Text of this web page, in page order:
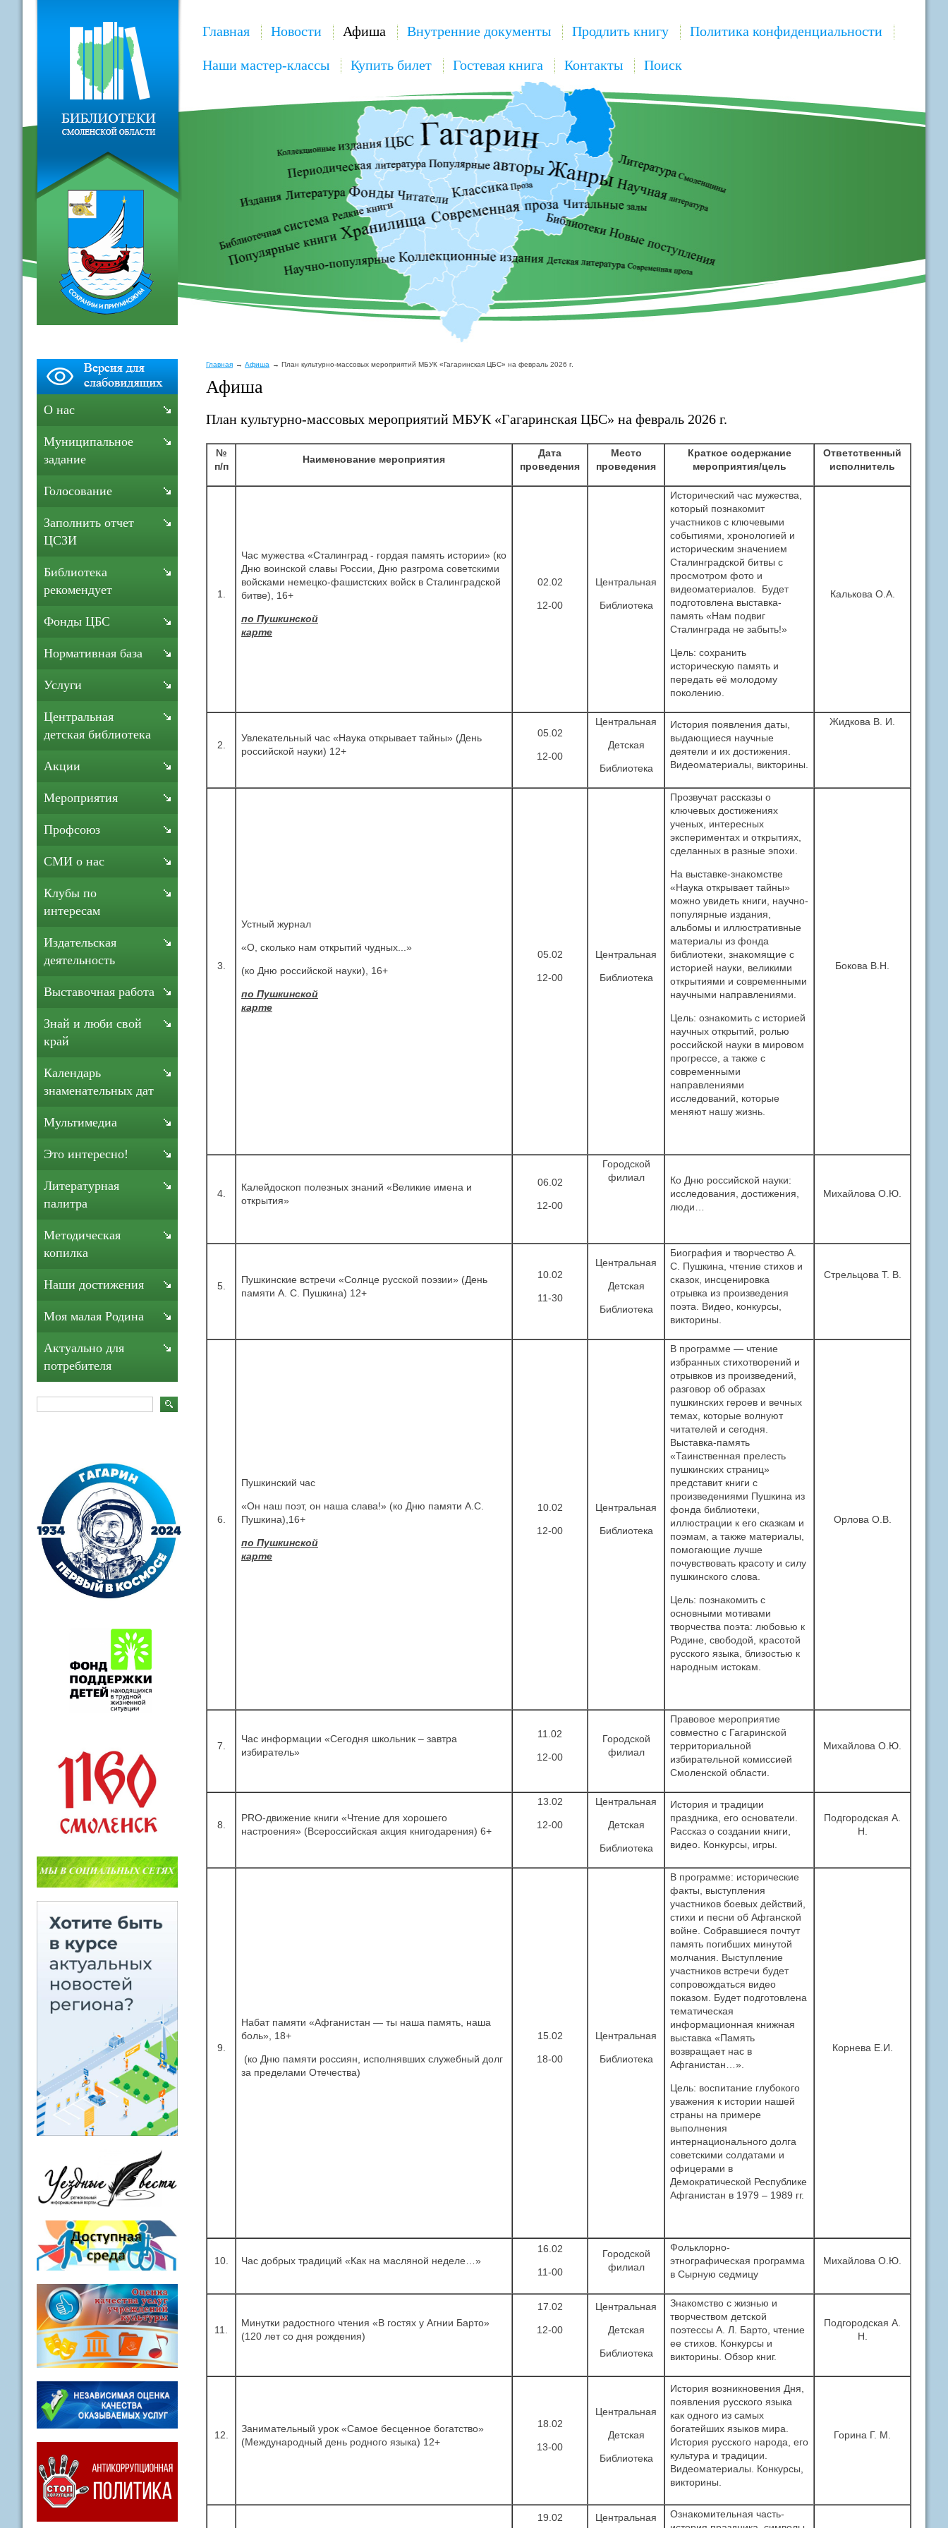
Главная Новости Афиша Внутренние документы Продлить книгу Политика конфиденциальности
Наши мастер-классы Купить билет Гостевая книга Контакты Поиск
Главная Афиша План культурно-массовых мероприятий МБУК «Гагаринская ЦБС» на февраль 2026 г.
Афиша
План культурно-массовых мероприятий МБУК «Гагаринская ЦБС» на февраль 2026 г.
№
п/п
Наименование мероприятия
Дата
проведения
Место
проведения
Краткое содержание
мероприятия/цель
Ответственный
исполнитель
1.
Час мужества «Сталинград - гордая память истории» (ко
Дню воинской славы России, Дню разгрома советскими
войсками немецко-фашистских войск в Сталинградской
битве), 16+
по Пушкинской
карте
02.02
12-00
Центральная
Библиотека
Исторический час мужества,
который познакомит
участников с ключевыми
событиями, хронологией и
историческим значением
Сталинградской битвы с
просмотром фото и
видеоматериалов. Будет
подготовлена выставка-
память «Нам подвиг
Сталинграда не забыть!»
Цель: сохранить
историческую память и
передать её молодому
поколению.
Калькова О.А.
2.
Увлекательный час «Наука открывает тайны» (День
российской науки) 12+
05.02
12-00
Центральная
Детская
Библиотека
История появления даты,
выдающиеся научные
деятели и их достижения.
Видеоматериалы, викторины.
Жидкова В. И.
3.
Устный журнал
«О, сколько нам открытий чудных...»
(ко Дню российской науки), 16+
по Пушкинской
карте
05.02
12-00
Центральная
Библиотека
Прозвучат рассказы о
ключевых достижениях
ученых, интересных
экспериментах и открытиях,
сделанных в разные эпохи.
На выставке-знакомстве
«Наука открывает тайны»
можно увидеть книги, научно-
популярные издания,
альбомы и иллюстративные
материалы из фонда
библиотеки, знакомящие с
историей науки, великими
открытиями и современными
научными направлениями.
Цель: ознакомить с историей
научных открытий, ролью
российской науки в мировом
прогрессе, а также с
современными
направлениями
исследований, которые
меняют нашу жизнь.
Бокова В.Н.
4.
Калейдоскоп полезных знаний «Великие имена и
открытия»
06.02
12-00
Городской
филиал
Ко Дню российской науки:
исследования, достижения,
люди…
Михайлова О.Ю.
5.
Пушкинские встречи «Солнце русской поэзии» (День
памяти А. С. Пушкина) 12+
10.02
11-30
Центральная
Детская
Библиотека
Биография и творчество А.
С. Пушкина, чтение стихов и
сказок, инсценировка
отрывка из произведения
поэта. Видео, конкурсы,
викторины.
Стрельцова Т. В.
6.
Пушкинский час
«Он наш поэт, он наша слава!» (ко Дню памяти А.С.
Пушкина),16+
по Пушкинской
карте
10.02
12-00
Центральная
Библиотека
В программе — чтение
избранных стихотворений и
отрывков из произведений,
разговор об образах
пушкинских героев и вечных
темах, которые волнуют
читателей и сегодня.
Выставка-память
«Таинственная прелесть
пушкинских страниц»
представит книги с
произведениями Пушкина из
фонда библиотеки,
иллюстрации к его сказкам и
поэмам, а также материалы,
помогающие лучше
почувствовать красоту и силу
пушкинского слова.
Цель: познакомить с
основными мотивами
творчества поэта: любовью к
Родине, свободой, красотой
русского языка, близостью к
народным истокам.
Орлова О.В.
7.
Час информации «Сегодня школьник – завтра
избиратель»
11.02
12-00
Городской
филиал
Правовое мероприятие
совместно с Гагаринской
территориальной
избирательной комиссией
Смоленской области.
Михайлова О.Ю.
8.
PRO-движение книги «Чтение для хорошего
настроения» (Всероссийская акция книгодарения) 6+
13.02
12-00
Центральная
Детская
Библиотека
История и традиции
праздника, его основатели.
Рассказ о создании книги,
видео. Конкурсы, игры.
Подгородская А.
Н.
9.
Набат памяти «Афганистан — ты наша память, наша
боль», 18+
(ко Дню памяти россиян, исполнявших служебный долг
за пределами Отечества)
15.02
18-00
Центральная
Библиотека
В программе: исторические
факты, выступления
участников боевых действий,
стихи и песни об Афганской
войне. Собравшиеся почтут
память погибших минутой
молчания. Выступление
участников встречи будет
сопровождаться видео
показом. Будет подготовлена
тематическая
информационная книжная
выставка «Память
возвращает нас в
Афганистан…».
Цель: воспитание глубокого
уважения к истории нашей
страны на примере
выполнения
интернационального долга
советскими солдатами и
офицерами в
Демократической Республике
Афганистан в 1979 – 1989 гг.
Корнева Е.И.
10. Час добрых традиций «Как на масляной неделе…»
16.02
11-00
Городской
филиал
Фольклорно-
этнографическая программа
в Сырную седмицу
Михайлова О.Ю.
11.
Минутки радостного чтения «В гостях у Агнии Барто»
(120 лет со дня рождения)
17.02
12-00
Центральная
Детская
Библиотека
Знакомство с жизнью и
творчеством детской
поэтессы А. Л. Барто, чтение
ее стихов. Конкурсы и
викторины. Обзор книг.
Подгородская А.
Н.
12.
Занимательный урок «Самое бесценное богатство»
(Международный день родного языка) 12+
18.02
13-00
Центральная
Детская
Библиотека
История возникновения Дня,
появления русского языка
как одного из самых
богатейших языков мира.
История русского народа, его
культура и традиции.
Видеоматериалы. Конкурсы,
викторины.
Горина Г. М.
19.02 Центральная
Ознакомительная часть-
О нас
Муниципальное
задание
Голосование
Заполнить отчет
ЦСЗИ
Библиотека
рекомендует
Фонды ЦБС
Нормативная база
Услуги
Центральная
детская библиотека
Акции
Мероприятия
Профсоюз
СМИ о нас
Клубы по
интересам
Издательская
деятельность
Выставочная работа
Знай и люби свой
край
Календарь
знаменательных дат
Мультимедиа
Это интересно!
Литературная
палитра
Методическая
копилка
Наши достижения
Моя малая Родина
Актуально для
потребителя